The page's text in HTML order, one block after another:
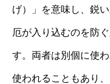
げ）」を意味し、鋭
厄が入り込むのを防
す。両者は別個に使
使われることもあり